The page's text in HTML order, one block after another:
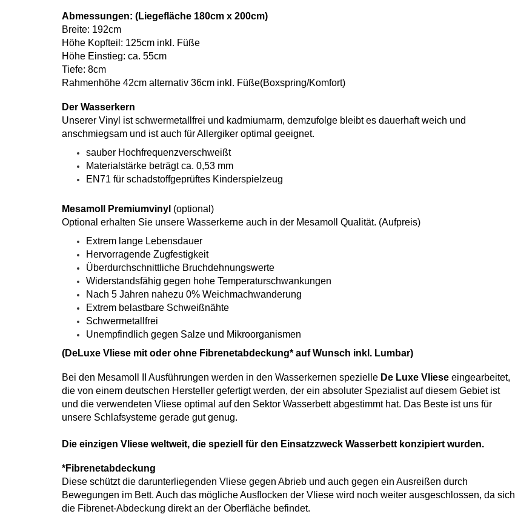
Abmessungen: (Liegefläche 180cm x 200cm)
Breite: 192cm
Höhe Kopfteil: 125cm inkl. Füße
Höhe Einstieg: ca. 55cm
Tiefe: 8cm
Rahmenhöhe 42cm alternativ 36cm inkl. Füße(Boxspring/Komfort)
Der Wasserkern
Unserer Vinyl ist schwermetallfrei und kadmiumarm, demzufolge bleibt es dauerhaft weich und
anschmiegsam und ist auch für Allergiker optimal geeignet.
sauber Hochfrequenzverschweißt
Materialstärke beträgt ca. 0,53 mm
EN71 für schadstoffgeprüftes Kinderspielzeug
Mesamoll Premiumvinyl (optional)
Optional erhalten Sie unsere Wasserkerne auch in der Mesamoll Qualität. (Aufpreis)
Extrem lange Lebensdauer
Hervorragende Zugfestigkeit
Überdurchschnittliche Bruchdehnungswerte
Widerstandsfähig gegen hohe Temperaturschwankungen
Nach 5 Jahren nahezu 0% Weichmachwanderung
Extrem belastbare Schweißnähte
Schwermetallfrei
Unempfindlich gegen Salze und Mikroorganismen
(DeLuxe Vliese mit oder ohne Fibrenetabdeckung* auf Wunsch inkl. Lumbar)
Bei den Mesamoll II Ausführungen werden in den Wasserkernen spezielle De Luxe Vliese eingearbeitet,
die von einem deutschen Hersteller gefertigt werden, der ein absoluter Spezialist auf diesem Gebiet ist
und die verwendeten Vliese optimal auf den Sektor Wasserbett abgestimmt hat. Das Beste ist uns für
unsere Schlafsysteme gerade gut genug.
Die einzigen Vliese weltweit, die speziell für den Einsatzzweck Wasserbett konzipiert wurden.
*Fibrenetabdeckung
Diese schützt die darunterliegenden Vliese gegen Abrieb und auch gegen ein Ausreißen durch
Bewegungen im Bett. Auch das mögliche Ausflocken der Vliese wird noch weiter ausgeschlossen, da sich
die Fibrenet-Abdeckung direkt an der Oberfläche befindet.